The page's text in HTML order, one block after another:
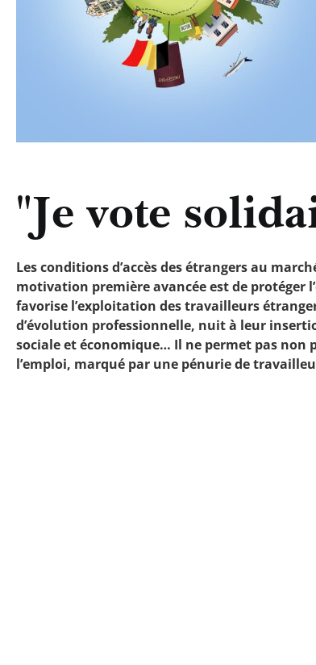
"Je vote
Les conditions d’accès des étrangers au
motivation première avancée est de protéger
favorise l’exploitation des travailleurs
d’évolution professionnelle, nuit à leur
sociale et économique… Il ne permet pas non
l’emploi, marqué par une pénurie de